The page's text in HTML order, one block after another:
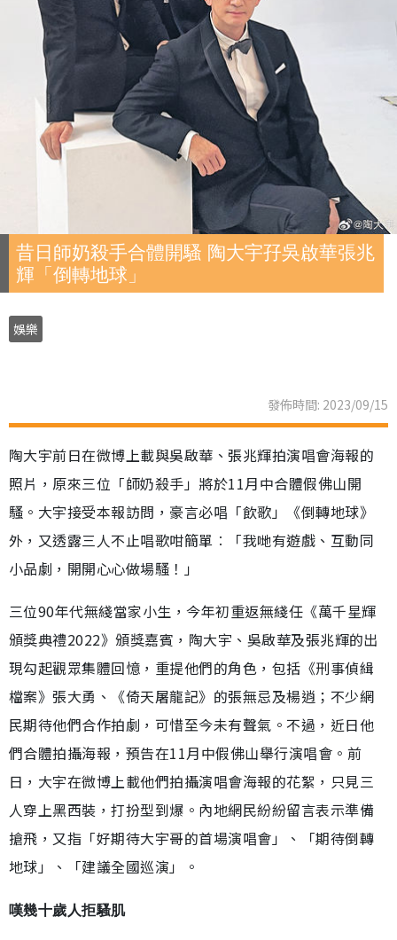
昔日師奶殺手合體開騷 陶大宇孖吳啟華張兆
輝「倒轉地球」
娛樂
發佈時間: 2023/09/15
陶大宇前日在微博上載與吳啟華、張兆輝拍演唱會海報的
照片，原來三位「師奶殺手」將於11月中合體假佛山開
騷。大宇接受本報訪問，豪言必唱「飲歌」《倒轉地球》
外，又透露三人不止唱歌咁簡單︰「我哋有遊戲、互動同
小品劇，開開心心做場騷！」
三位90年代無綫當家小生，今年初重返無綫任《萬千星輝
頒獎典禮2022》頒獎嘉賓，陶大宇、吳啟華及張兆輝的出
現勾起觀眾集體回憶，重提他們的角色，包括《刑事偵緝
檔案》張大勇、《倚天屠龍記》的張無忌及楊逍；不少網
民期待他們合作拍劇，可惜至今未有聲氣。不過，近日他
們合體拍攝海報，預告在11月中假佛山舉行演唱會。前
日，大宇在微博上載他們拍攝演唱會海報的花絮，只見三
人穿上黑西裝，打扮型到爆。內地網民紛紛留言表示準備
搶飛，又指「好期待大宇哥的首場演唱會」、「期待倒轉
地球」、「建議全國巡演」。
嘆幾十歲人拒騷肌